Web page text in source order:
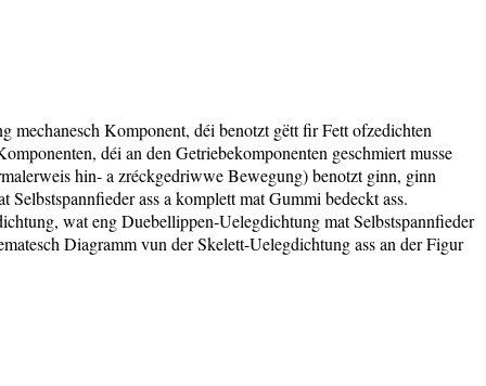
mechanesch Komponent, déi benotzt gëtt fir Fett ofzedichten
déi an den Getriebekomponenten geschmiert musse
hin- a zréckgedriwwe Bewegung) benotzt ginn, ginn
ass a komplett mat Gummi bedeckt ass.
wat eng Duebellippen-Uelegdichtung mat Selbstspannfieder
Diagramm vun der Skelett-Uelegdichtung ass an der Figur